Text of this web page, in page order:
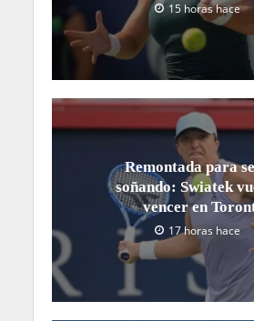
15 horas hace
Remontada para
soñando: Swiatek
vencer en
17 horas hace